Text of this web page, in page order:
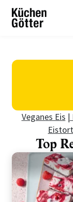
Veganes Eis |
Top